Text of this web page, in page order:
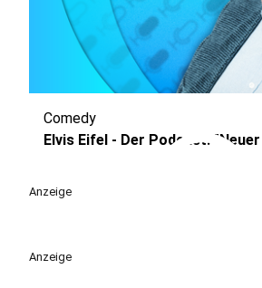
play_circle
Comedy
Elvis Eifel - Der Podcast:
Anzeige
Anzeige